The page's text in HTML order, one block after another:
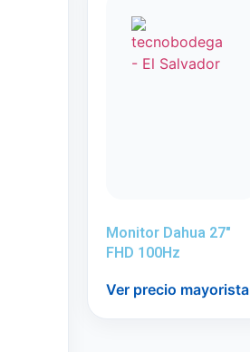
Monitor Dahua 27″
FHD 100Hz
Ver precio mayorista